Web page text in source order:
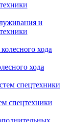
и
хода
спецтехники